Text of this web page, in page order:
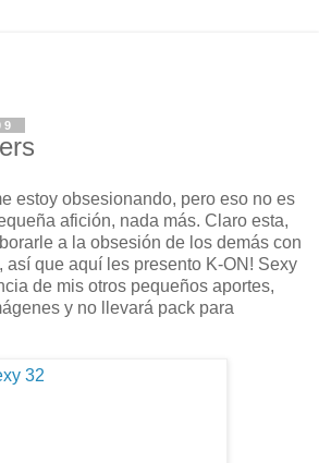
estoy obsesionando, pero eso no es
afición, nada más. Claro esta,
a la obsesión de los demás con
así que aquí les presento K-ON! Sexy
de mis otros pequeños aportes,
y no llevará pack para